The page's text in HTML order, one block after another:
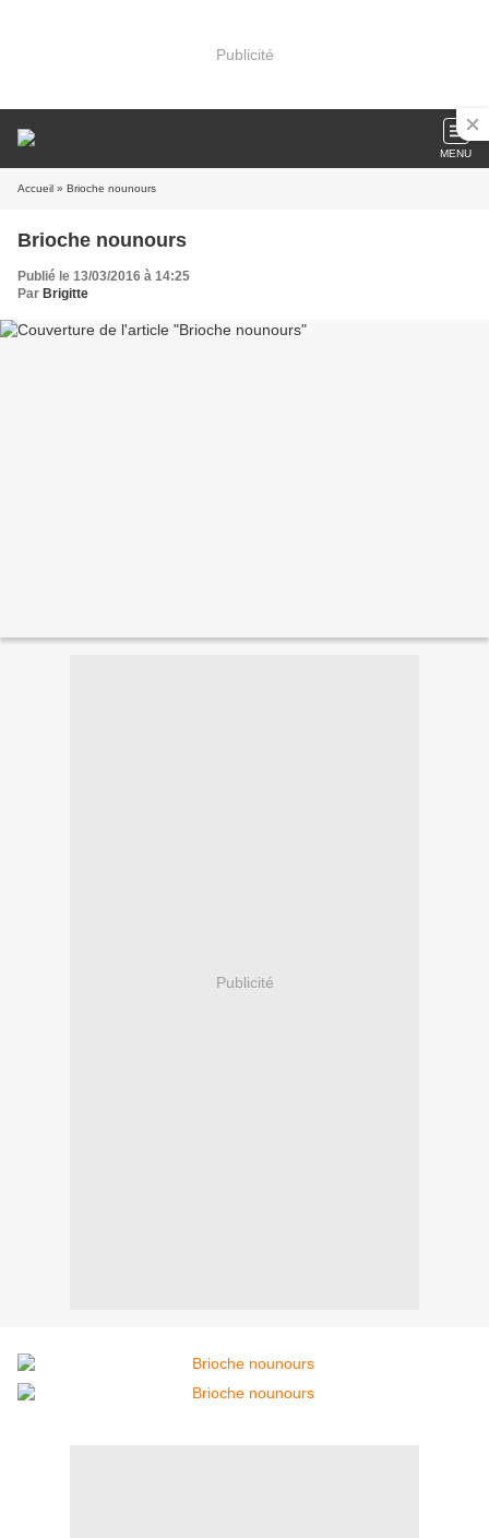
Publicité
MENU
Accueil » Brioche nounours
Brioche nounours
Publié le 13/03/2016 à 14:25
Par Brigitte
Publicité